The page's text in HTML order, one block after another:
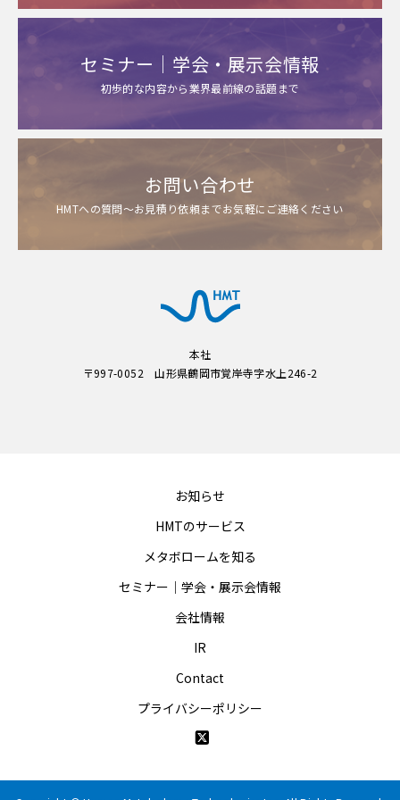
セミナー｜学会・展示会情報
初歩的な内容から業界最前線の話題まで
お問い合わせ
HMTへの質問～お見積り依頼までお気軽にご連絡ください
本社
〒997-0052 山形県鶴岡市覚岸寺字水上246-2
お知らせ
HMTのサービス
メタボロームを知る
セミナー｜学会・展示会情報
会社情報
IR
Contact
プライバシーポリシー